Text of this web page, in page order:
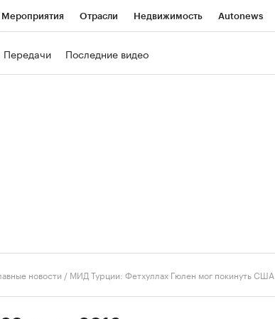
Мероприятия Отрасли Недвижимость Autonews
Передачи Последние видео
новости / МИД Турции: Фетхуллах Гюлен мог покинуть США